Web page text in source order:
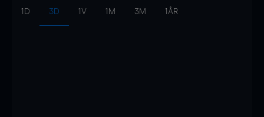
1D 3D 1V 1M 3M 1ÅR